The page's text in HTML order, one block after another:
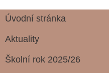
Úvodní stránka
Aktuality
Školní rok 2025/26